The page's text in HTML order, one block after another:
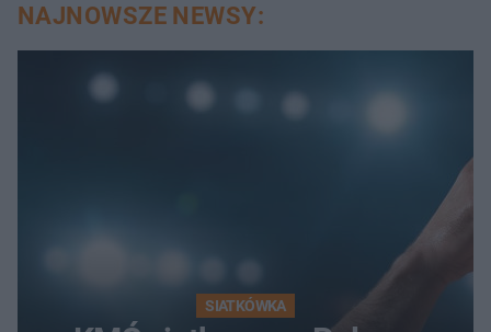
NAJNOWSZE NEWSY:
SIATKÓWKA